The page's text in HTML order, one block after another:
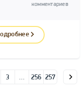
комментариев
3 … 256 257